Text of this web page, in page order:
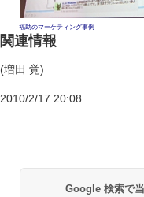
福助のマーケティング事例
関連情報
(増田 覚)
2010/2/17 20:08
Google 検索で